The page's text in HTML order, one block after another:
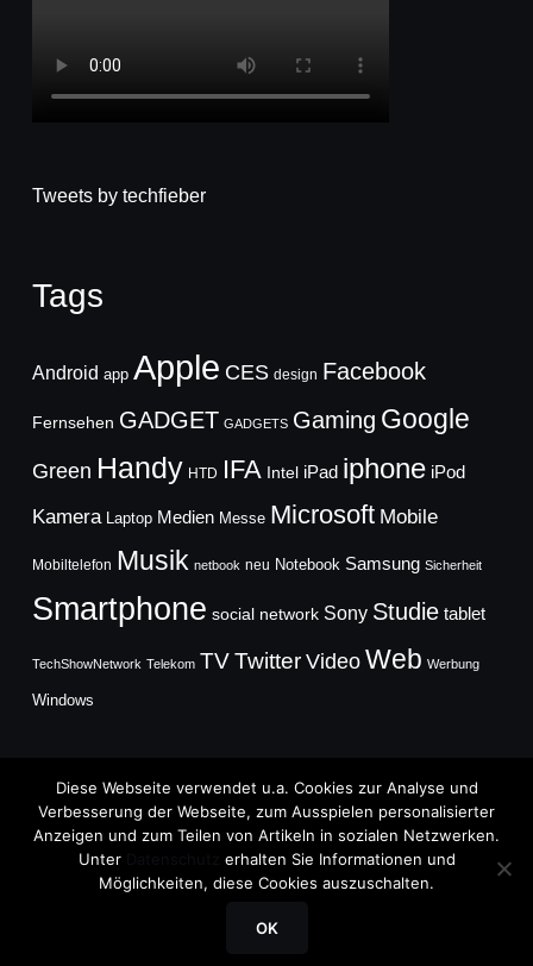
Tweets by techfieber
Tags
Android app Apple CES design Facebook
Fernsehen GADGET GADGETS Gaming Google
Green Handy HTD IFA Intel iPad iphone iPod
Kamera Laptop Medien Messe Microsoft Mobile
Mobiltelefon Musik netbook neu Notebook Samsung Sicherheit
Smartphone social network Sony Studie tablet
TechShowNetwork Telekom TVTwitter Video Web Werbung
Windows
Copyright © 2026
TechFieber Blog
Diese Webseite verwendet u.a. Cookies zur Analyse und
Verbesserung der Webseite, zum Ausspielen personalisierter
Anzeigen und zum Teilen von Artikeln in sozialen Netzwerken.
Unter
erhalten Sie Informationen und
Möglichkeiten, diese Cookies auszuschalten.
OK